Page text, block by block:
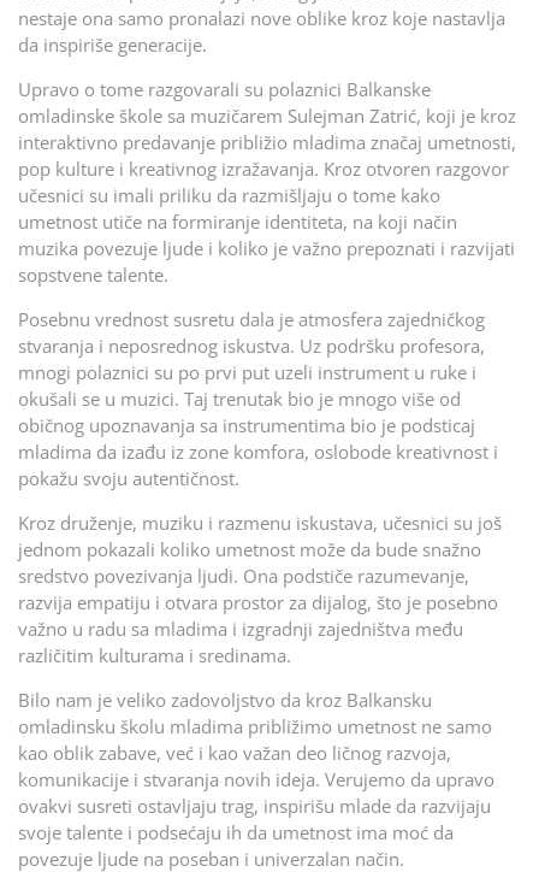
nestaje ona samo pronalazi nove oblike kroz koje nastavlja
da inspiriše generacije.
Upravo o tome razgovarali su polaznici Balkanske
omladinske škole sa muzičarem Sulejman Zatrić, koji je kroz
interaktivno predavanje približio mladima značaj umetnosti,
pop kulture i kreativnog izražavanja. Kroz otvoren razgovor
učesnici su imali priliku da razmišljaju o tome kako
umetnost utiče na formiranje identiteta, na koji način
muzika povezuje ljude i koliko je važno prepoznati i razvijati
sopstvene talente.
Posebnu vrednost susretu dala je atmosfera zajedničkog
stvaranja i neposrednog iskustva. Uz podršku profesora,
mnogi polaznici su po prvi put uzeli instrument u ruke i
okušali se u muzici. Taj trenutak bio je mnogo više od
običnog upoznavanja sa instrumentima bio je podsticaj
mladima da izađu iz zone komfora, oslobode kreativnost i
pokažu svoju autentičnost.
Kroz druženje, muziku i razmenu iskustava, učesnici su još
jednom pokazali koliko umetnost može da bude snažno
sredstvo povezivanja ljudi. Ona podstiče razumevanje,
razvija empatiju i otvara prostor za dijalog, što je posebno
važno u radu sa mladima i izgradnji zajedništva među
različitim kulturama i sredinama.
Bilo nam je veliko zadovoljstvo da kroz Balkansku
omladinsku školu mladima približimo umetnost ne samo
kao oblik zabave, već i kao važan deo ličnog razvoja,
komunikacije i stvaranja novih ideja. Verujemo da upravo
ovakvi susreti ostavljaju trag, inspirišu mlade da razvijaju
svoje talente i podsećaju ih da umetnost ima moć da
povezuje ljude na poseban i univerzalan način.